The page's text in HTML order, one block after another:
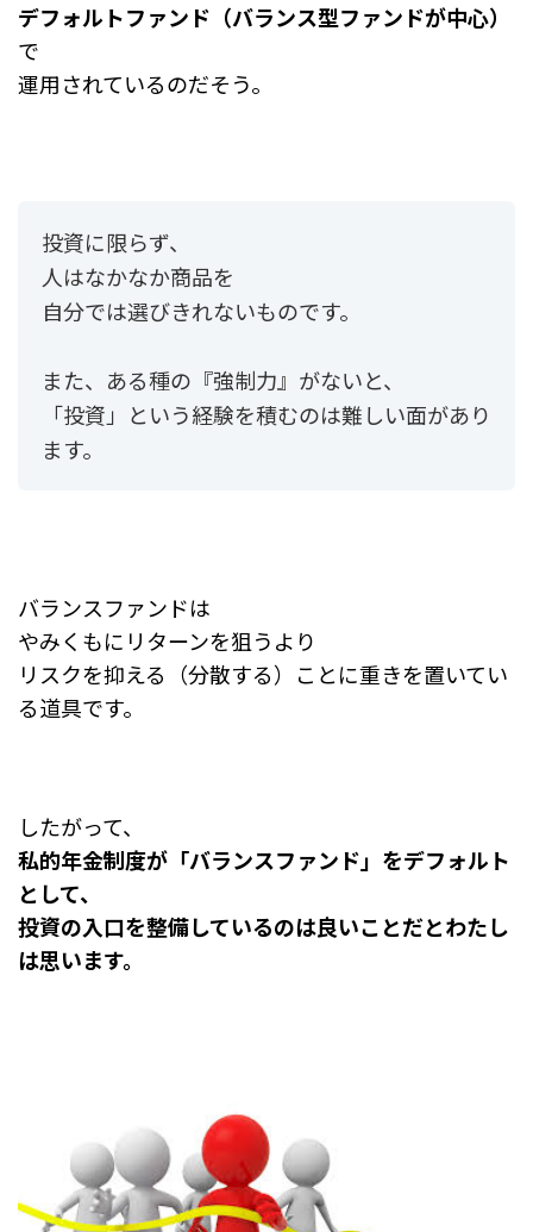
デフォルトファンド（バランス型ファンドが中心）
で
運用されているのだそう。
投資に限らず、
人はなかなか商品を
自分では選びきれないものです。
また、ある種の『強制力』がないと、
「投資」という経験を積むのは難しい面があり
ます。
バランスファンドは
やみくもにリターンを狙うより
リスクを抑える（分散する）ことに重きを置いてい
る道具です。
したがって、
私的年金制度が「バランスファンド」をデフォルト
として、
投資の入口を整備しているのは良いことだとわたし
は思います。